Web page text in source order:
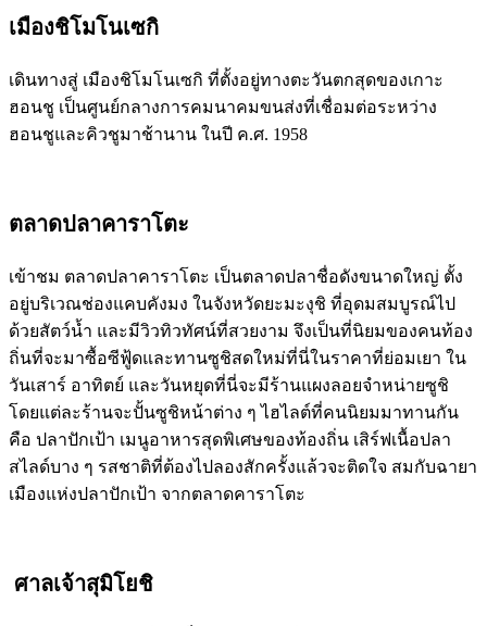
เมืองชิโมโนเซกิ
เดินทางสู่ เมืองชิโมโนเซกิ ที่ตั้งอยู่ทางตะวันตกสุดของเกาะ
ฮอนชู เป็นศูนย์กลางการคมนาคมขนส่งที่เชื่อมต่อระหว่าง
ฮอนชูและคิวชูมาช้านาน ในปี ค.ศ. 1958
ตลาดปลาคาราโตะ
เข้าชม ตลาดปลาคาราโตะ เป็นตลาดปลาชื่อดังขนาดใหญ่ ตั้ง
อยู่บริเวณช่องแคบคังมง ในจังหวัดยะมะงุชิ ที่อุดมสมบูรณ์ไป
ด้วยสัตว์น้ำ และมีวิวทิวทัศน์ที่สวยงาม จึงเป็นที่นิยมของคนท้อง
ถิ่นที่จะมาซื้อซีฟู้ดและทานซูชิสดใหม่ที่นี่ในราคาที่ย่อมเยา ใน
วันเสาร์ อาทิตย์ และวันหยุดที่นี่จะมีร้านแผงลอยจำหน่ายซูชิ
โดยแต่ละร้านจะปั้นซูชิหน้าต่าง ๆ ไฮไลต์ที่คนนิยมมาทานกัน
คือ ปลาปักเป้า เมนูอาหารสุดพิเศษของท้องถิ่น เสิร์ฟเนื้อปลา
สไลด์บาง ๆ รสชาติที่ต้องไปลองสักครั้งแล้วจะติดใจ สมกับฉายา
เมืองแห่งปลาปักเป้า จากตลาดคาราโตะ
ศาลเจ้าสุมิโยชิ